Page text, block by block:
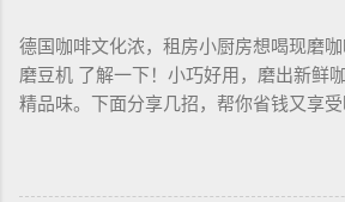
德国咖啡文化浓，租房小厨房想喝现磨
磨豆机 了解一下！小巧好用，磨出新鲜
精品味。下面分享几招，帮你省钱又享
挑磨豆机看磨芯，陶瓷的耐用不发热，